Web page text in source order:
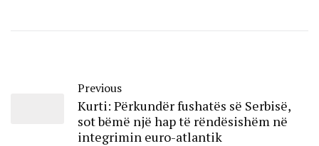
Previous
Kurti: Përkundër fushatës së Serbisë,
sot bëmë një hap të rëndësishëm në
integrimin euro-atlantik